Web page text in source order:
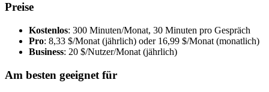
Preise
Kostenlos: 300 Minuten/Monat, 30 Minuten pro Gespräch
Pro: 8,33 $/Monat (jährlich) oder 16,99 $/Monat (monatlich)
Business: 20 $/Nutzer/Monat (jährlich)
Am besten geeignet für